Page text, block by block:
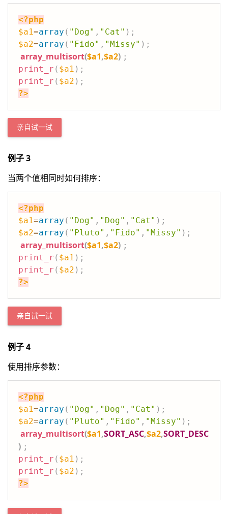
<?php
$a1=array ( "Dog" , "Cat" ) ;
$a2=array ( "Fido" , "Missy" ) ;
array_multisort($a1,$a2) ;
print_r ( $a1 ) ;
print_r ( $a2 ) ;
?>
亲自试一试
例子 3
当两个值相同时如何排序：
<?php
$a1=array ( "Dog" , "Dog" , "Cat" ) ;
$a2=array ( "Pluto" , "Fido" , "Missy" ) ;
array_multisort($a1,$a2) ;
print_r ( $a1 ) ;
print_r ( $a2 ) ;
?>
亲自试一试
例子 4
使用排序参数：
<?php
$a1=array ( "Dog" , "Dog" , "Cat" ) ;
$a2=array ( "Pluto" , "Fido" , "Missy" ) ;
array_multisort($a1,SORT_ASC,$a2,SORT_DESC
) ;
print_r ( $a1 ) ;
print_r ( $a2 ) ;
?>